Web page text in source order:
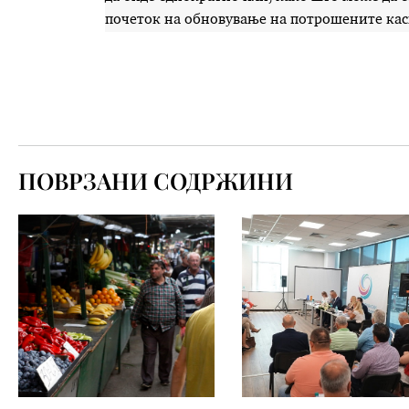
почеток на обновување на потрошените
ПОВРЗАНИ СОДРЖИНИ